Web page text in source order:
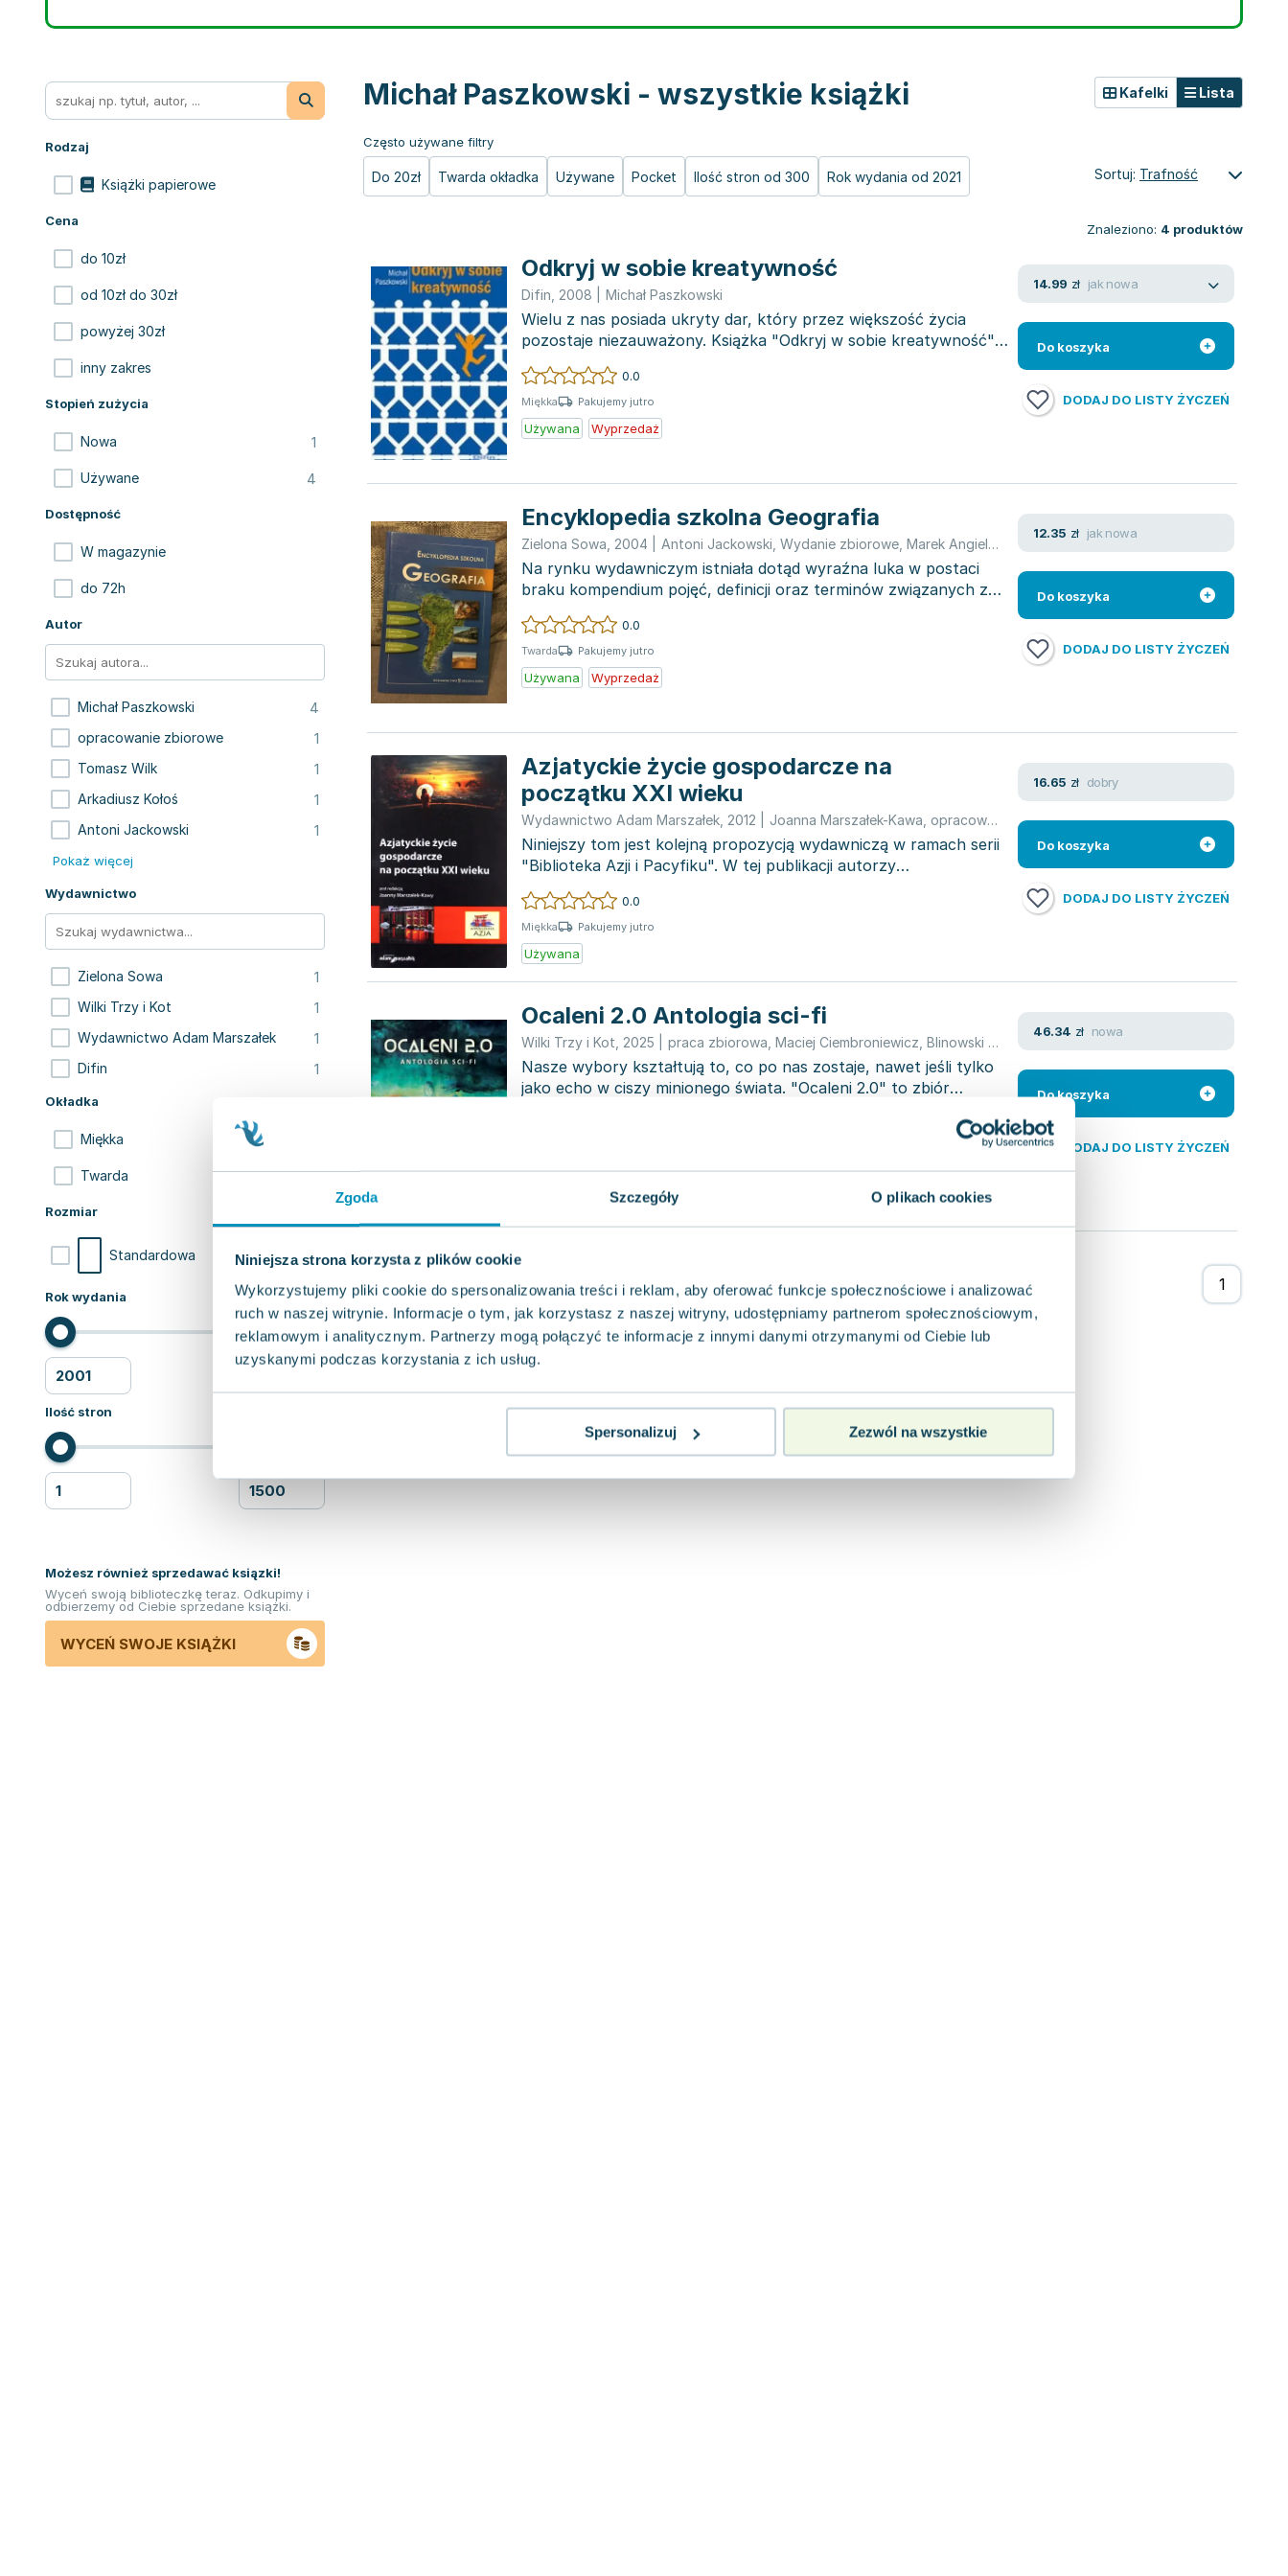
Zgoda Szczegóły O plikach cookies
Niniejsza strona korzysta z plików cookie
Wykorzystujemy pliki cookie do spersonalizowania treści i reklam, aby oferować funkcje społecznościowe i analizować
ruch w naszej witrynie. Informacje o tym, jak korzystasz z naszej witryny, udostępniamy partnerom społecznościowym,
reklamowym i analitycznym. Partnerzy mogą połączyć te informacje z innymi danymi otrzymanymi od Ciebie lub
uzyskanymi podczas korzystania z ich usług.
Spersonalizuj Zezwól na wszystkie
Rodzaj
Książki papierowe
Cena
do 10zł
od 10zł do 30zł
powyżej 30zł
inny zakres
Stopień zużycia
Nowa 1
Używane 4
Dostępność
W magazynie
do 72h
Autor
Michał Paszkowski 4
opracowanie zbiorowe 1
Tomasz Wilk 1
Arkadiusz Kołoś 1
Antoni Jackowski 1
Pokaż więcej
Wydawnictwo
Zielona Sowa 1
Wilki Trzy i Kot 1
Wydawnictwo Adam Marszałek 1
Difin 1
Okładka
Miękka
Twarda 1
Rozmiar
Standardowa 3
Rok wydania
Ilość stron
Możesz również sprzedawać ksiązki!
Wyceń swoją biblioteczkę teraz. Odkupimy i
odbierzemy od Ciebie sprzedane książki.
WYCEŃ SWOJE KSIĄŻKI
Michał Paszkowski - wszystkie książki
Często używane filtry
Do 20zł Twarda okładka Używane Pocket Ilość stron od 300 Rok wydania od 2021
Kafelki Lista
Sortuj: Trafność
Znaleziono: 4 produktów
Odkryj w sobie kreatywność
Difin 2008 Michał Paszkowski
Wielu z nas posiada ukryty dar, który przez większość życia
pozostaje niezauważony. Książka "Odkryj w sobie kreatywność"
proponuje...
0.0
Miękka Pakujemy jutro
Używana Wyprzedaż
14.99 zł jak nowa
Do koszyka
DODAJ DO LISTY ŻYCZEŃ
Encyklopedia szkolna Geografia
Zielona Sowa 2004 Antoni Jackowski Wydanie zbiorowe Marek Angiel,Jarosław Balon Elżbieta
Na rynku wydawniczym istniała dotąd wyraźna luka w postaci
braku kompendium pojęć, definicji oraz terminów związanych z
naukami ge...
0.0
Twarda Pakujemy jutro
Używana Wyprzedaż
12.35 zł jak nowa
Do koszyka
DODAJ DO LISTY ŻYCZEŃ
Azjatyckie życie gospodarcze na
początku XXI wieku
Wydawnictwo Adam Marszałek 2012 Joanna Marszałek-Kawa opracowanie zbiorowe ,Łukasz Burski,Paweł Górzny
Niniejszy tom jest kolejną propozycją wydawniczą w ramach serii
"Biblioteka Azji i Pacyfiku". W tej publikacji autorzy
skoncentrow...
0.0
Miękka Pakujemy jutro
Używana
16.65 zł dobry
Do koszyka
DODAJ DO LISTY ŻYCZEŃ
Ocaleni 2.0 Antologia sci-fi
Wilki Trzy i Kot 2025 praca zbiorowa Maciej Ciembroniewicz Blinowski Grzegorz Mikołaj Marks
Nasze wybory kształtują to, co po nas zostaje, nawet jeśli tylko
jako echo w ciszy minionego świata. "Ocaleni 2.0" to zbiór
Nowa
46.34 zł nowa
Do koszyka
DODAJ DO LISTY ŻYCZEŃ